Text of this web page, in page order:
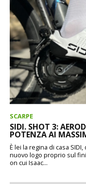
SCARPE
SIDI. SHOT 3:
POTENZA AI
È lei la regina di casa
nuovo logo proprio sul
on cui Isaac...